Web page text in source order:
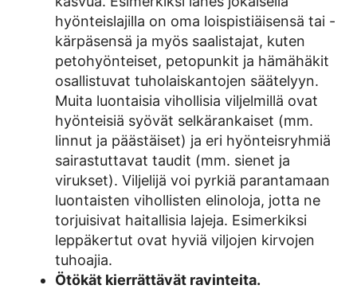
hyönteislajilla on oma loispistiäisensä tai -
kärpäsensä ja myös saalistajat, kuten
petohyönteiset, petopunkit ja hämähäkit
osallistuvat tuholaiskantojen säätelyyn.
Muita luontaisia vihollisia viljelmillä ovat
hyönteisiä syövät selkärankaiset (mm.
linnut ja päästäiset) ja eri hyönteisryhmiä
sairastuttavat taudit (mm. sienet ja
virukset). Viljelijä voi pyrkiä parantamaan
luontaisten vihollisten elinoloja, jotta ne
torjuisivat haitallisia lajeja. Esimerkiksi
leppäkertut ovat hyviä viljojen kirvojen
tuhoajia.
Ötökät kierrättävät ravinteita.